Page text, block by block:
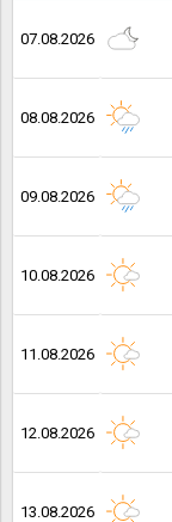
07.08.2026
08.08.2026
09.08.2026
10.08.2026
11.08.2026
12.08.2026
13.08.2026